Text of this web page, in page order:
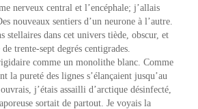
nerveux central et l’encéphale; j’allais
nouveaux sentiers d’un neurone à l’autre.
stellaires dans cet univers tiède, obscur, et
trente-sept degrés centigrades.
comme un monolithe blanc. Comme
la pureté des lignes s’élançaient jusqu’au
j’étais assailli d’arctique désinfecté,
sortait de partout. Je voyais la